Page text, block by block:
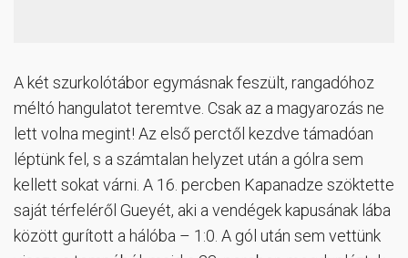
A két szurkolótábor egymásnak feszült, rangadóhoz
méltó hangulatot teremtve. Csak az a magyarozás ne
lett volna megint! Az első perctől kezdve támadóan
léptünk fel, s a számtalan helyzet után a gólra sem
kellett sokat várni. A 16. percben Kapanadze szöktette
saját térfeléről Gueyét, aki a vendégek kapusának lába
között gurított a hálóba – 1:0. A gól után sem vettünk